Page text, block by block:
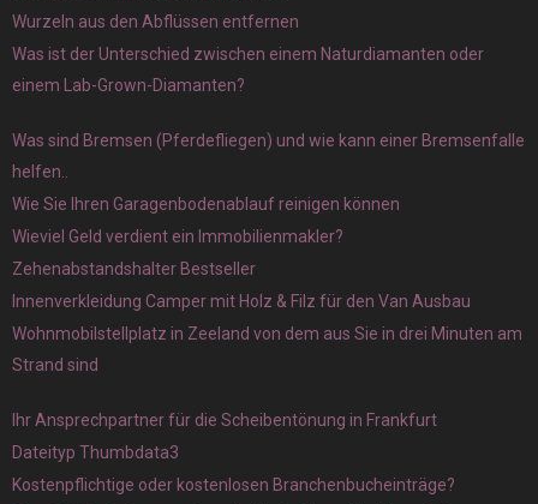
Wurzeln aus den Abflüssen entfernen
Was ist der Unterschied zwischen einem Naturdiamanten oder
einem Lab-Grown-Diamanten?
Was sind Bremsen (Pferdefliegen) und wie kann einer Bremsenfalle
helfen..
Wie Sie Ihren Garagenbodenablauf reinigen können
Wieviel Geld verdient ein Immobilienmakler?
Zehenabstandshalter Bestseller
Innenverkleidung Camper mit Holz & Filz für den Van Ausbau
Wohnmobilstellplatz in Zeeland von dem aus Sie in drei Minuten am
Strand sind
Ihr Ansprechpartner für die Scheibentönung in Frankfurt
Dateityp Thumbdata3
Kostenpflichtige oder kostenlosen Branchenbucheinträge?